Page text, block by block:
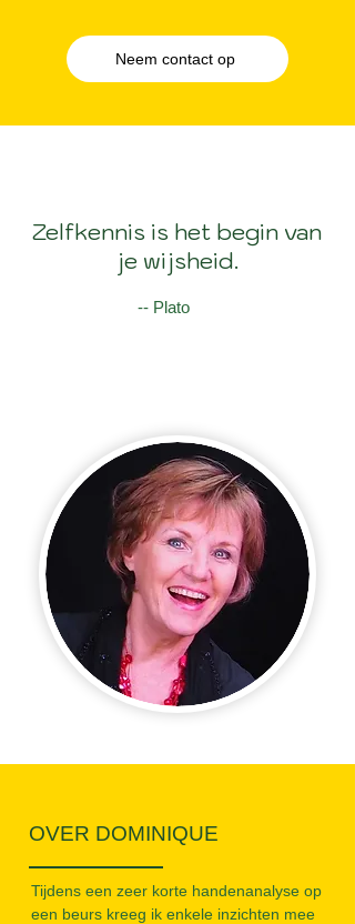
Neem contact op
Zelfkennis is het begin van
je wijsheid.
-- Plato
OVER DOMINIQUE
Tijdens een zeer korte handenanalyse op
een beurs kreeg ik enkele inzichten mee